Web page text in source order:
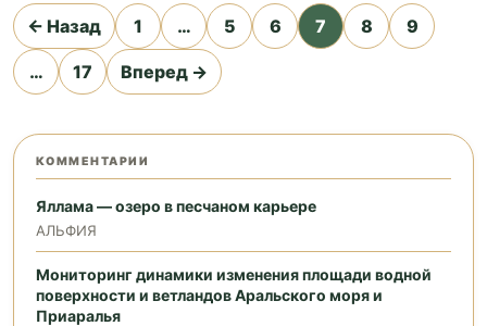
Пагинация
записей
← Назад 1 … 5 6 7 8 9
… 17 Вперед →
КОММЕНТАРИИ
Яллама — озеро в песчаном карьере
АЛЬФИЯ
Мониторинг динамики изменения площади водной
поверхности и ветландов Аральского моря и
Приаралья